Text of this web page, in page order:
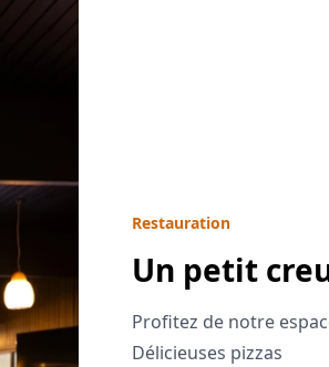
Restauration
Un petit
Profitez de notre
Délicieuses pizzas